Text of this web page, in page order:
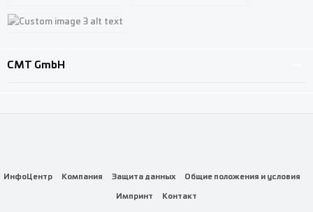
Custom image 1
CMT GmbH
ИнфоЦентр Компания Защита данных
Общие положения и условия
Импринт
Контакт